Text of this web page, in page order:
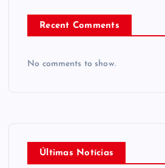
Recent Comments
No comments to show.
Últimas Notícias